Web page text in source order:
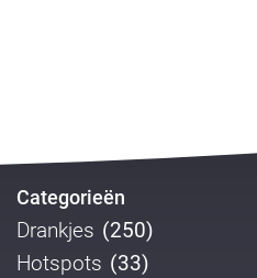
Categorieën
Drankjes (250)
Hotspots (33)